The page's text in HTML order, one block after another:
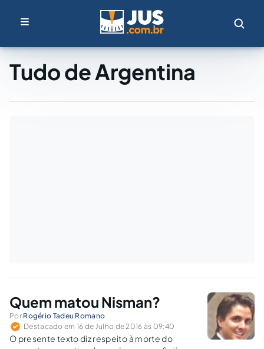
Tudo de Argentina
Quem matou Nisman?
Por Rogério Tadeu Romano
Destacado em 16 de Julho de 2016 às 09:40
O presente texto diz respeito à morte do